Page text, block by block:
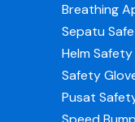
Breathing
Sepatu
Helm Safety
Safety
Pusat